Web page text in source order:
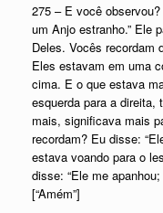
275 – E você
um Anjo estranho.” Ele
Deles. Vocês recordam
Eles estavam em uma
cima. E o que estava
esquerda para a
mais, significava mais
recordam? Eu disse:
estava voando para o
disse: “Ele me
[“Amém”]